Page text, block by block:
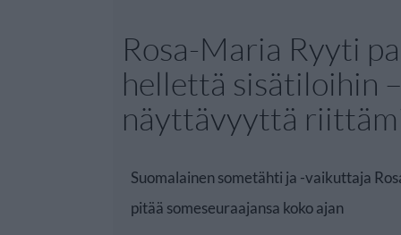
Rosa-Maria Ryyti
hellettä sisätiloihin –
näyttävyyttä
Suomalainen sometähti ja -vaikuttaja
pitää someseuraajansa koko ajan